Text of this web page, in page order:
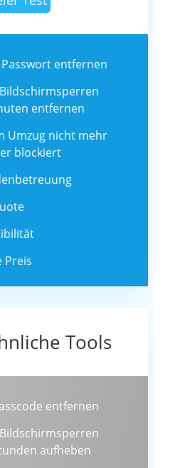
entfernen
entfernen
Umzug nicht mehr
blockiert
Preis
Tools
entfernen
aufheben